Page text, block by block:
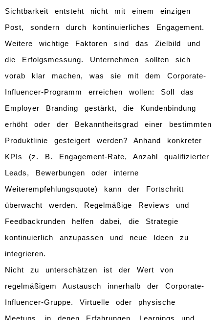
Sichtbarkeit entsteht nicht mit einem einzigen
Post, sondern durch kontinuierliches Engagement.
Weitere wichtige Faktoren sind das Zielbild und
die Erfolgsmessung. Unternehmen sollten sich
vorab klar machen, was sie mit dem Corporate-
Influencer-Programm erreichen wollen: Soll das
Employer Branding gestärkt, die Kundenbindung
erhöht oder der Bekanntheitsgrad einer bestimmten
Produktlinie gesteigert werden? Anhand konkreter
KPIs (z. B. Engagement-Rate, Anzahl qualifizierter
Leads, Bewerbungen oder interne
Weiterempfehlungsquote) kann der Fortschritt
überwacht werden. Regelmäßige Reviews und
Feedbackrunden helfen dabei, die Strategie
kontinuierlich anzupassen und neue Ideen zu
integrieren.
Nicht zu unterschätzen ist der Wert von
regelmäßigem Austausch innerhalb der Corporate-
Influencer-Gruppe. Virtuelle oder physische
Meetups, in denen Erfahrungen, Learnings und